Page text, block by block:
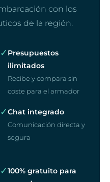
con los
de la región.
✓ Presupuestos
ilimitados
Recibe y compara sin
coste para el armador
✓Chat integrado
Comunicación directa y
segura
✓100% gratuito para